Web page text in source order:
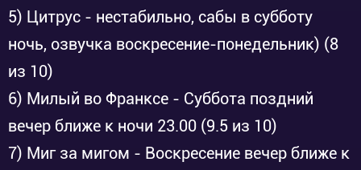
5) Цитрус - нестабильно, сабы в субботу
ночь, озвучка воскресение-понедельник) (8
из 10)
6) Милый во Франксе - Суббота поздний
вечер ближе к ночи 23.00 (9.5 из 10)
7) Миг за мигом - Воскресение вечер ближе к